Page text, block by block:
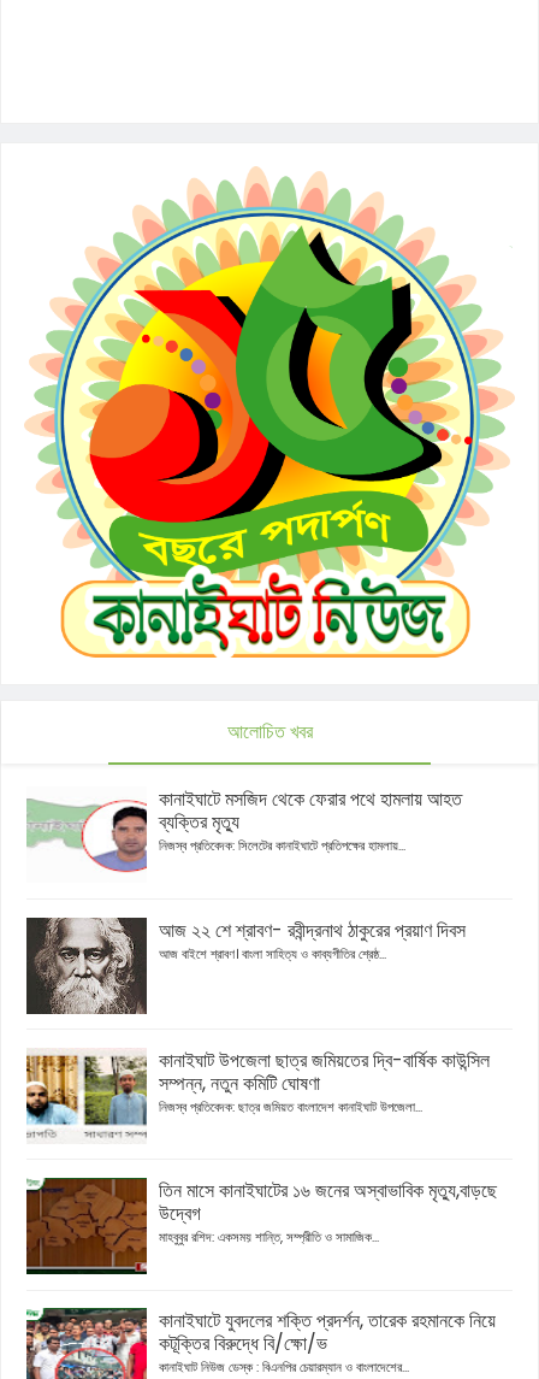
আলোচিত খবর
কানাইঘাটে মসজিদ থেকে ফেরার পথে হামলায় আহত
ব্যক্তির মৃত্যু
নিজস্ব প্রতিবেদক: সিলেটের কানাইঘাটে প্রতিপক্ষের হামলায়...
আজ ২২ শে শ্রাবণ- রবীন্দ্রনাথ ঠাকুরের প্রয়াণ দিবস
আজ বাইশে শ্রাবণ। বাংলা সাহিত্য ও কাব্যগীতির শ্রেষ্ঠ...
কানাইঘাট উপজেলা ছাত্র জমিয়তের দ্বি-বার্ষিক কাউন্সিল
সম্পন্ন, নতুন কমিটি ঘোষণা
নিজস্ব প্রতিবেদক: ছাত্র জমিয়ত বাংলাদেশ কানাইঘাট উপজেলা...
তিন মাসে কানাইঘাটের ১৬ জনের অস্বাভাবিক মৃত্যু,বাড়ছে
উদ্বেগ
মাহবুবুর রশিদ: একসময় শান্তি, সম্প্রীতি ও সামাজিক...
কানাইঘাটে যুবদলের শক্তি প্রদর্শন, তারেক রহমানকে নিয়ে
কটূক্তির বিরুদ্ধে বি/ক্ষো/ভ
কানাইঘাট নিউজ ডেস্ক : বিএনপির চেয়ারম্যান ও বাংলাদেশের...